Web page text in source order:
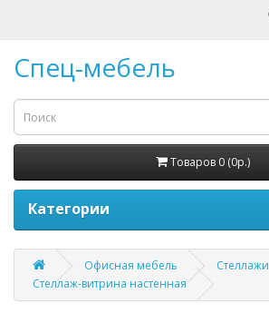
Спец-мебель
Товаров 0 (0р.)
Категории
Офисная мебель
Стеллажи
Стеллаж-витрина настенная